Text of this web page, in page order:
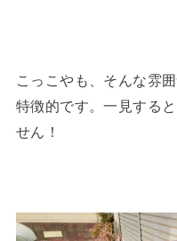
こっこやも、そんな雰
特徴的です。一見する
せん！